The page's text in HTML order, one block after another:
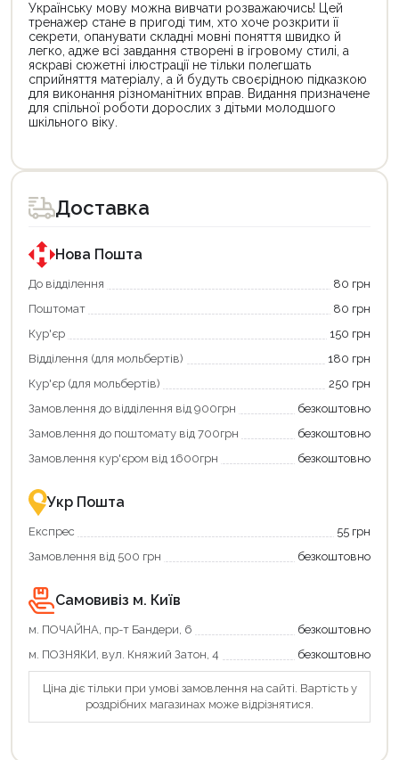
Українську мову можна вивчати розважаючись! Цей
тренажер стане в пригоді тим, хто хоче розкрити її
секрети, опанувати складні мовні поняття швидко й
легко, адже всі завдання створені в ігровому стилі, а
яскраві сюжетні ілюстрації не тільки полегшать
сприйняття матеріалу, а й будуть своєрідною підказкою
для виконання різноманітних вправ. Видання призначене
для спільної роботи дорослих з дітьми молодшого
шкільного віку.
товар
для
покупки
державною
програмою
єКнига.
Використовуйте
карту
щоб
зекономити
та
отримати
переваги!
картою
єКнига
–
зручно
та
товар
для
покупки
державною
програмою
«Національний
кешбек».
покупку
«Національний
кешбек»
та
отримуйте
повернення
Економте
більше
разом
державною
підтримкою!
Доставка
Нова Пошта
До відділення
80 грн
Поштомат
80 грн
Кур'єр
150 грн
Відділення (для мольбертів)
180 грн
Кур'єр (для мольбертів)
250 грн
Замовлення до відділення від 900грн
безкоштовно
Замовлення до поштомату від 700грн
безкоштовно
Замовлення кур'єром від 1600грн
безкоштовно
Укр Пошта
Експрес
55 грн
Замовлення від 500 грн
безкоштовно
Самовивіз м. Київ
м. ПОЧАЙНА, пр-т Бандери, 6
безкоштовно
м. ПОЗНЯКИ, вул. Княжий Затон, 4
безкоштовно
Ціна діє тільки при умові замовлення на сайті. Вартість у
роздрібних магазинах може відрізнятися.